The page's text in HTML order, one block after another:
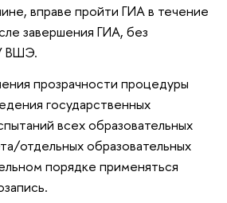
вправе пройти ГИА в течение
завершения ГИА, без
ВШЭ.
прозрачности процедуры
государственных
всех образовательных
отдельных образовательных
порядке применяться